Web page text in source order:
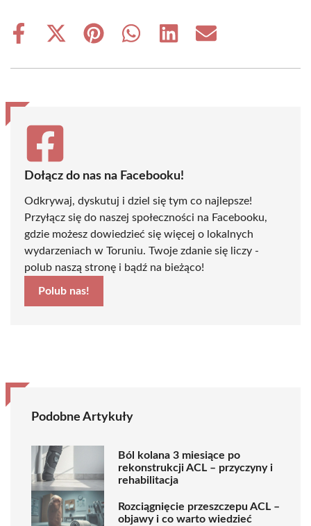
Share
Share
(Twitter)
Share
Share
Share
Share
Dołącz do nas na Facebooku!
Odkrywaj, dyskutuj i dziel się tym co najlepsze!
Przyłącz się do naszej społeczności na Facebooku,
gdzie możesz dowiedzieć się więcej o lokalnych
wydarzeniach w Toruniu. Twoje zdanie się liczy -
polub naszą stronę i bądź na bieżąco!
Polub nas!
Podobne Artykuły
Ból kolana 3 miesiące po
rekonstrukcji ACL – przyczyny i
rehabilitacja
Rozciągnięcie przeszczepu ACL –
objawy i co warto wiedzieć